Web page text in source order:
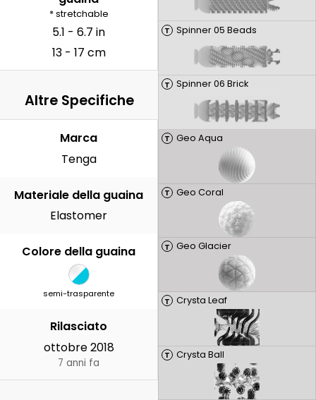
T Spinner 05 Beads
T Spinner 06 Brick
T Geo Aqua
T Geo Coral
T Geo Glacier
T Crysta Leaf
T Crysta Ball
* stretchable
5.1 - 6.7 in
13 - 17 cm
Altre Specifiche
Marca
Tenga
Materiale della guaina
Elastomer
Colore della guaina
semi-trasparente
Rilasciato
ottobre 2018
7 anni fa